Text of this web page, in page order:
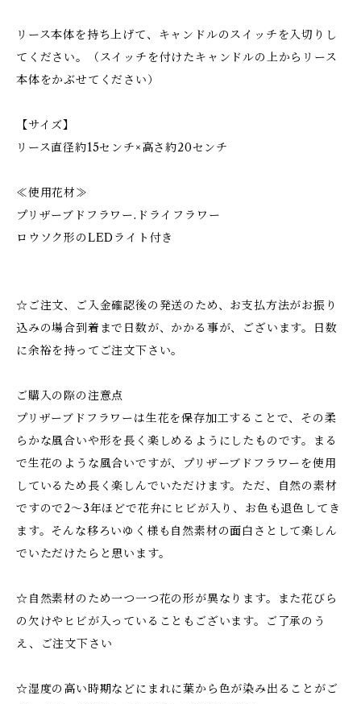
リース本体を持ち上げて、キャンドルのスイッチを入切りし
てください。（スイッチを付けたキャンドルの上からリース
本体をかぶせてください）
【サイズ】
リース直径約15センチ×高さ約20センチ
≪使用花材≫
プリザーブドフラワー.ドライフラワー
ロウソク形のLEDライト付き
☆ご注文、ご入金確認後の発送のため、お支払方法がお振り
込みの場合到着まで日数が、かかる事が、ございます。日数
に余裕を持ってご注文下さい。
ご購入の際の注意点
プリザーブドフラワーは生花を保存加工することで、その柔
らかな風合いや形を長く楽しめるようにしたものです。まる
で生花のような風合いですが、プリザーブドフラワーを使用
しているため長く楽しんでいただけます。ただ、自然の素材
ですので2～3年ほどで花弁にヒビが入り、お色も退色してき
ます。そんな移ろいゆく様も自然素材の面白さとして楽しん
でいただけたらと思います。
☆自然素材のため一つ一つ花の形が異なります。また花びら
の欠けやヒビが入っていることもございます。ご了承のう
え、ご注文下さい
☆湿度の高い時期などにまれに葉から色が染み出ることがご